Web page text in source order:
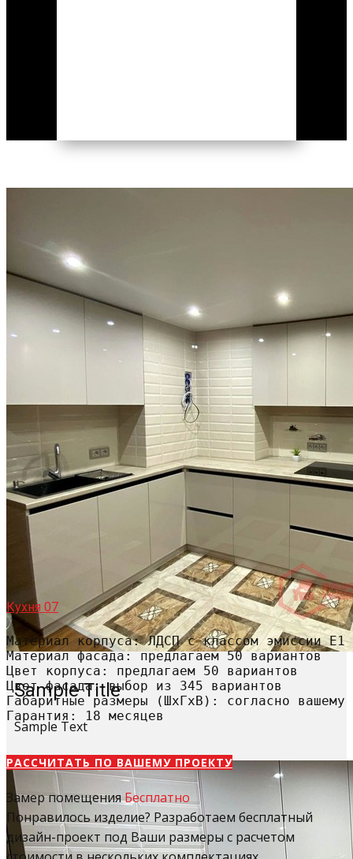
Sample Title
Sample Text
Кухня 07
Материал корпуса: ЛДСП с классом эмиссии Е1
Материал фасада: предлагаем 50 вариантов
Цвет корпуса: предлагаем 50 вариантов
Цвет фасада: выбор из 345 вариантов
Габаритные размеры (ШхГхВ): согласно вашему
Гарантия: 18 месяцев
РАССЧИТАТЬ​ ПО ВАШЕМУ ПРОЕКТУ
Замер помещенияБесплатно
Понравилось изделие? Разработаем бесплатный
дизайн-проект под Ваши размеры с расчетом